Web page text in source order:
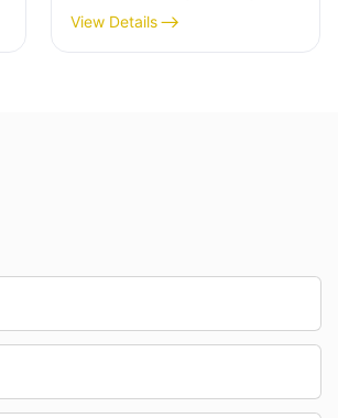
للأماكن الداخلية مثل
محطات الوقود والأنفاق.
View Details